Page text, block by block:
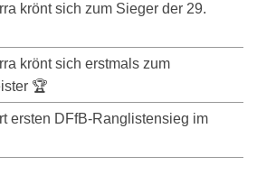
krönt sich zum Sieger der 29.
krönt sich erstmals zum
🏆
ersten DFfB-Ranglistensieg im